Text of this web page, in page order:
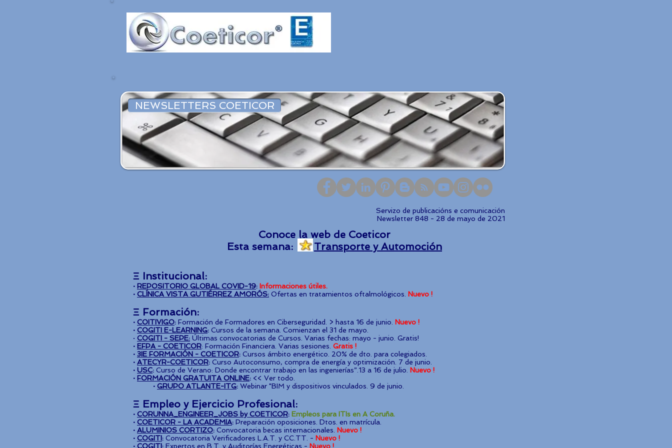
NEWSLETTERS COETICOR
Servizo de publicacións e comunicación
Newsletter 848 - 28 de mayo de 2021
Conoce la web de Coeticor
Esta semana:Transporte y Automoción
Ξ Institucional:
· REPOSITORIO GLOBAL COVID-19: Informaciones útiles.
· CLÍNICA VISTA GUTIÉRREZ AMORÓS: Ofertas en tratamientos oftalmológicos. Nuevo !
Ξ Formación:
· COITIVIGO: Formación de Formadores en Ciberseguridad. > hasta 16 de junio. Nuevo !
· COGITI E-LEARNING: Cursos de la semana. Comienzan el 31 de mayo.
· COGITI - SEPE: Últimas convocatorias de Cursos. Varias fechas: mayo - junio. Gratis!
· EFPA - COETICOR: Formación Financiera. Varias sesiones. Gratis !
· 3IE FORMACIÓN - COETICOR: Cursos ámbito energético. 20% de dto. para colegiados.
· ATECYR-COETICOR: Curso Autoconsumo, compra de energía y optimización. 7 de junio.
· USC: Curso de Verano: Donde encontrar trabajo en las ingenierías”.13 a 16 de julio. Nuevo !
· FORMACIÓN GRATUITA ONLINE: << Ver todo.
· GRUPO ATLANTE-ITG: Webinar "BIM y dispositivos vinculados. 9 de junio.
Ξ Empleo y Ejercicio Profesional:
· CORUNNA_ENGINEER_JOBS by COETICOR: Empleos para ITIs en A Coruña.
· COETICOR - LA ACADEMIA: Preparación oposiciones. Dtos. en matrícula.
· ALUMINIOS CORTIZO: Convocatoria becas internacionales. Nuevo !
· COGITI: Convocatoria Verificadores L.A.T. y CC.TT. - Nuevo !
· COGITI: Expertos en B.T. y Auditorías Energéticas - Nuevo !